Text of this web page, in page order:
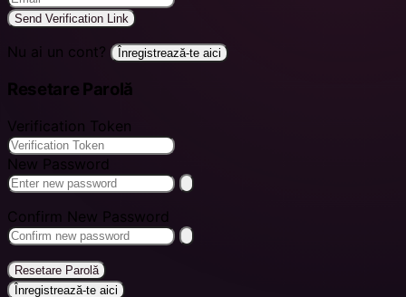
Send Verification Link
Nu ai un cont? Înregistrează-te aici
Resetare Parolă
Verification Token
New Password
Confirm New Password
Resetare Parolă
Înregistrează-te aici